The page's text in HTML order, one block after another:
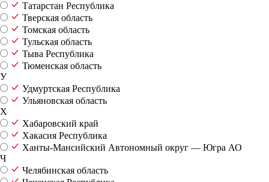
Татарстан Республика
Тверская область
Томская область
Тульская область
Тыва Республика
Тюменская область
У
Удмуртская Республика
Ульяновская область
Х
Хабаровский край
Хакасия Республика
Ханты-Мансийский Автономный округ — Югра АО
Ч
Челябинская область